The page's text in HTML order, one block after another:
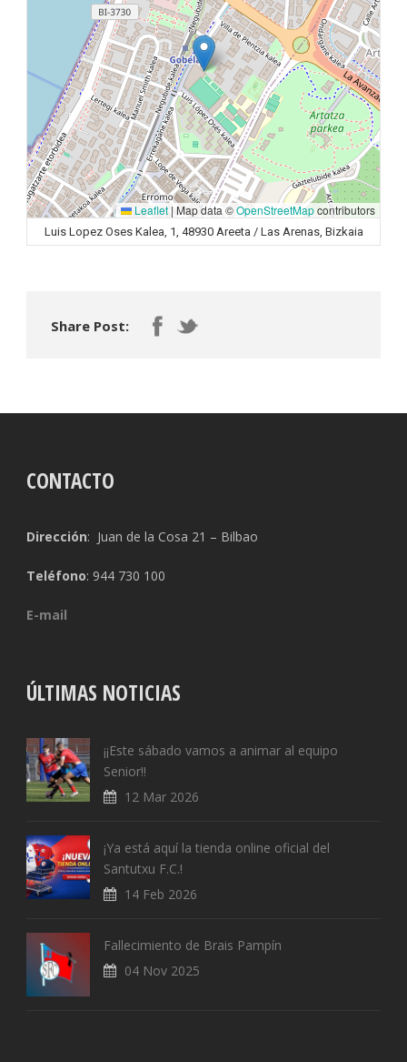
Leaflet | Map data ©OpenStreetMapcontributors
Luis Lopez Oses Kalea, 1, 48930 Areeta / Las Arenas, Bizkaia
Share Post:
CONTACTO
Dirección: Juan de la Cosa 21 – Bilbao
Teléfono: 944 730 100
E-mail
ÚLTIMAS NOTICIAS
¡¡Este sábado vamos a animar al equipo
Senior!!
12 Mar 2026
¡Ya está aquí la tienda online oficial del
Santutxu F.C.!
14 Feb 2026
Fallecimiento de Brais Pampín
04 Nov 2025